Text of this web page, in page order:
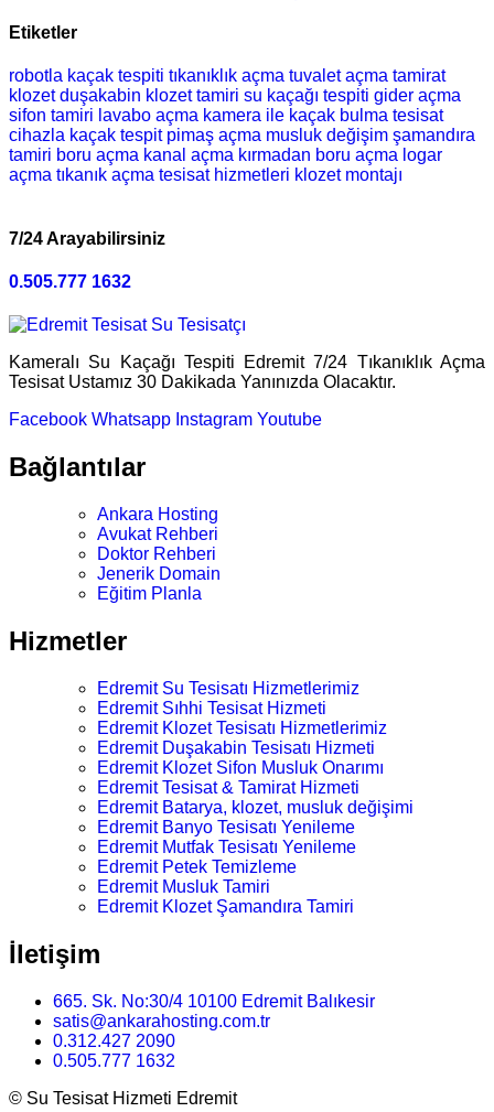
Etiketler
robotla kaçak tespiti tıkanıklık açma tuvalet açma tamirat
klozet duşakabin klozet tamiri su kaçağı tespiti gider açma
sifon tamiri lavabo açma kamera ile kaçak bulma tesisat
cihazla kaçak tespit pimaş açma musluk değişim şamandıra
tamiri boru açma kanal açma kırmadan boru açma logar
açma tıkanık açma tesisat hizmetleri klozet montajı
7/24 Arayabilirsiniz
0.505.777 1632
Kameralı Su Kaçağı Tespiti Edremit 7/24 Tıkanıklık Açma
Tesisat Ustamız 30 Dakikada Yanınızda Olacaktır.
Facebook Whatsapp Instagram Youtube
Bağlantılar
Ankara Hosting
Avukat Rehberi
Doktor Rehberi
Jenerik Domain
Eğitim Planla
Hizmetler
Edremit Su Tesisatı Hizmetlerimiz
Edremit Sıhhi Tesisat Hizmeti
Edremit Klozet Tesisatı Hizmetlerimiz
Edremit Duşakabin Tesisatı Hizmeti
Edremit Klozet Sifon Musluk Onarımı
Edremit Tesisat & Tamirat Hizmeti
Edremit Batarya, klozet, musluk değişimi
Edremit Banyo Tesisatı Yenileme
Edremit Mutfak Tesisatı Yenileme
Edremit Petek Temizleme
Edremit Musluk Tamiri
Edremit Klozet Şamandıra Tamiri
İletişim
665. Sk. No:30/4 10100 Edremit Balıkesir
satis@ankarahosting.com.tr
0.312.427 2090
0.505.777 1632
© Su Tesisat Hizmeti Edremit